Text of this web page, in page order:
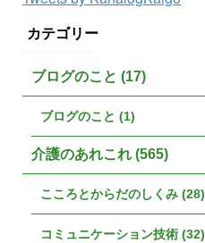
カテゴリー
ブログのこと (17)
ブログのこと (1)
介護のあれこれ (565)
こころとからだのしくみ (28)
コミュニケーション技術 (32)